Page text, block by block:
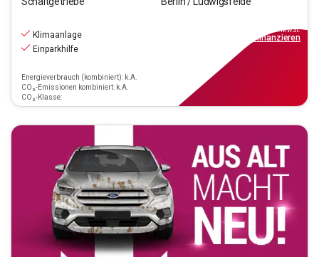
Klimaanlage
Einparkhilfe
Energieverbrauch (kombiniert): k.A.
CO₂-Emissionen kombiniert: k.A.
CO₂-Klasse:
inkl.MwSt.
finanzieren